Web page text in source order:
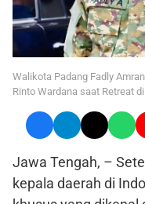
Walikota Padang Fadly
Rinto Wardana saat Retreat
Jawa Tengah, –
kepala daerah di